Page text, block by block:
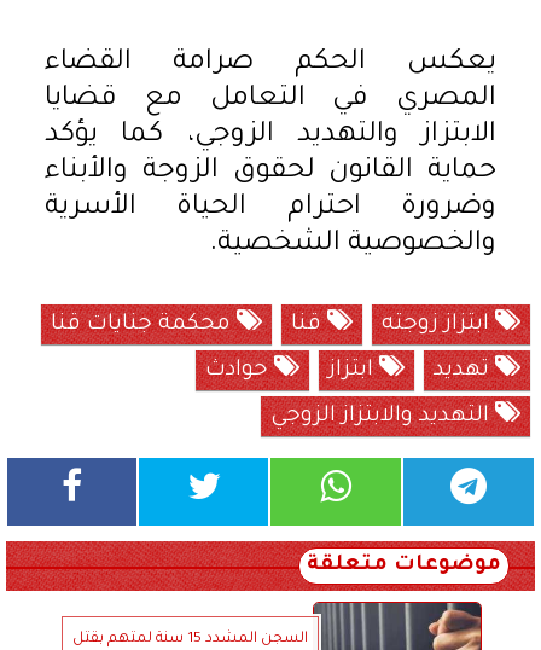
يعكس الحكم صرامة القضاء
المصري في التعامل مع قضايا
الابتزاز والتهديد الزوجي، كما يؤكد
حماية القانون لحقوق الزوجة والأبناء
وضرورة احترام الحياة الأسرية
والخصوصية الشخصية.
ابتزاز زوجته قنا
محكمة جنايات قنا
تهديد
ابتزاز
حوادث
التهديد والابتزاز الزوجي
موضوعات متعلقة
السجن المشدد 15 سنة لمتهم بقتل